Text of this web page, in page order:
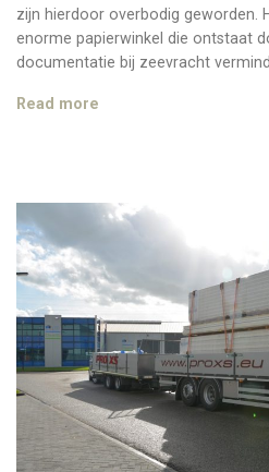
zijn hierdoor overbodig geworden.
enorme papierwinkel die ontstaat
documentatie bij zeevracht
Read more